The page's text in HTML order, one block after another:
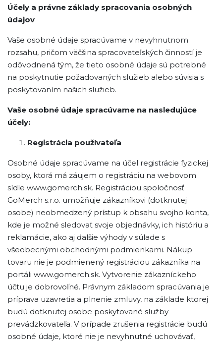
Účely a právne základy spracovania osobných
údajov
Vaše osobné údaje spracúvame v nevyhnutnom
rozsahu, pričom väčšina spracovateľských činností je
odôvodnená tým, že tieto osobné údaje sú potrebné
na poskytnutie požadovaných služieb alebo súvisia s
poskytovaním našich služieb.
Vaše osobné údaje spracúvame na nasledujúce
účely:
Registrácia používateľa
Osobné údaje spracúvame na účel registrácie fyzickej
osoby, ktorá má záujem o registráciu na webovom
sídle www.gomerch.sk. Registráciou spoločnosť
GoMerch s.r.o. umožňuje zákazníkovi (dotknutej
osobe) neobmedzený prístup k obsahu svojho konta,
kde je možné sledovať svoje objednávky, ich históriu a
reklamácie, ako aj ďalšie výhody v súlade s
všeobecnými obchodnými podmienkami. Nákup
tovaru nie je podmienený registráciou zákazníka na
portáli www.gomerch.sk. Vytvorenie zákazníckeho
účtu je dobrovoľné. Právnym základom spracúvania je
príprava uzavretia a plnenie zmluvy, na základe ktorej
budú dotknutej osobe poskytované služby
prevádzkovateľa. V prípade zrušenia registrácie budú
osobné údaje, ktoré nie je nevyhnutné uchovávať,